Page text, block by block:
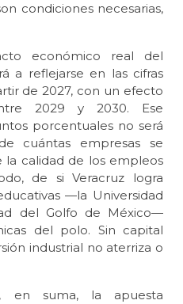
condiciones necesarias,
económico real del
a reflejarse en las cifras
de 2027, con un efecto
2029 y 2030. Ese
porcentuales no será
cuántas empresas se
la calidad de los empleos
de si Veracruz logra
—la Universidad
del Golfo de México—
del polo. Sin capital
industrial no aterriza o
en suma, la apuesta